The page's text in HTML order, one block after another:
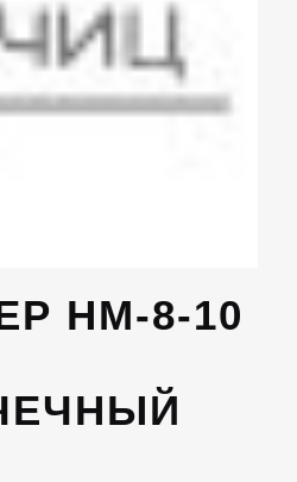
НМ-8-10